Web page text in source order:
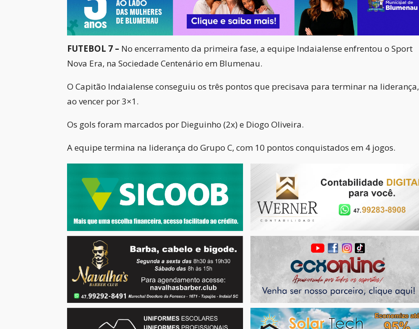
FUTEBOL 7 – No encerramento da primeira fase, a equipe Indaialense enfrentou o Sport
Nova Era, na Sociedade Centenário em Blumenau.
O Capitão Indaialense conseguiu os três pontos que precisava para terminar na liderança,
ao vencer por 3×1.
Os gols foram marcados por Dieguinho (2x) e Diogo Oliveira.
A equipe termina na liderança do Grupo C, com 10 pontos conquistados em 4 jogos.